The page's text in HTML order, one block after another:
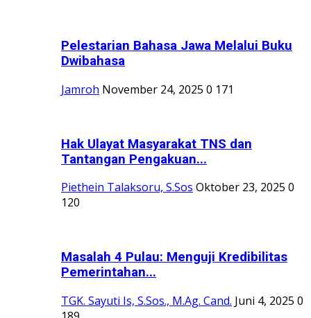
Pelestarian Bahasa Jawa Melalui Buku
Dwibahasa
Jamroh November 24, 2025 0 171
Hak Ulayat Masyarakat TNS dan
Tantangan Pengakuan...
Piethein Talaksoru, S.Sos Oktober 23, 2025 0
120
Masalah 4 Pulau: Menguji Kredibilitas
Pemerintahan...
TGK. Sayuti Is, S.Sos., M.Ag. Cand. Juni 4, 2025 0